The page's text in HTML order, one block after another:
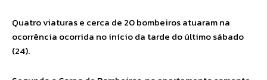
Quatro viaturas e cerca de 20 bombeiros atuaram na
ocorrência ocorrida no início da tarde do último sábado
(24).